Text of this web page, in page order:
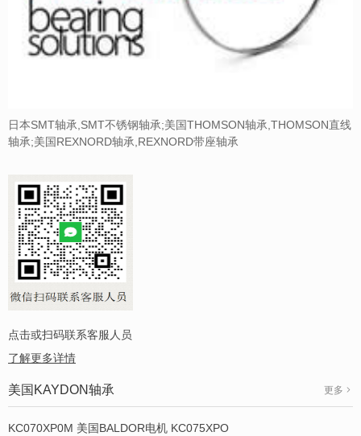
日本SMT轴承,SMT不锈钢轴承;美国THOMSON轴承,THOMSON直线
轴承;美国REXNORD轴承,REXNORD带座轴承
点击或扫码联系客服人员
了解更多详情
美国KAYDON轴承 更多
KC070XP0M 美国BALDOR电机 KC075XPO